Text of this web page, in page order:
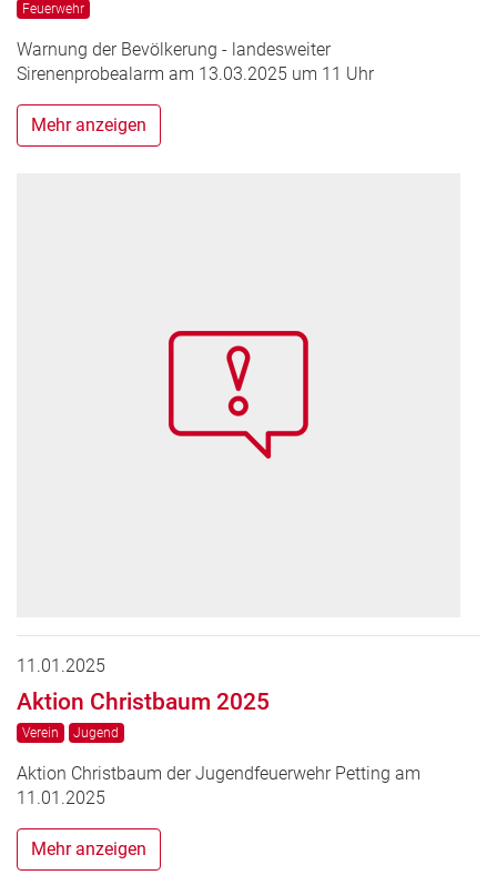
Feuerwehr
Warnung der Bevölkerung - landesweiter
Sirenenprobealarm am 13.03.2025 um 11 Uhr
Mehr anzeigen
11.01.2025
Aktion Christbaum 2025
Verein Jugend
Aktion Christbaum der Jugendfeuerwehr Petting am
11.01.2025
Mehr anzeigen